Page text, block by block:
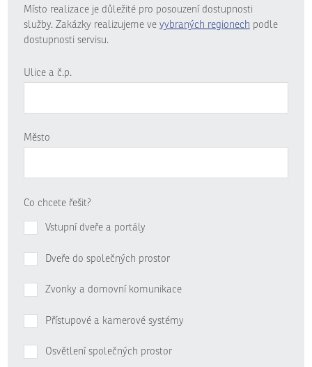
Místo realizace je důležité pro posouzení dostupnosti
služby. Zakázky realizujeme ve vybraných regionech podle
dostupnosti servisu.
Ulice a č.p.
Město
Co chcete řešit?
Vstupní dveře a portály
Dveře do společných prostor
Zvonky a domovní komunikace
Přístupové a kamerové systémy
Osvětlení společných prostor